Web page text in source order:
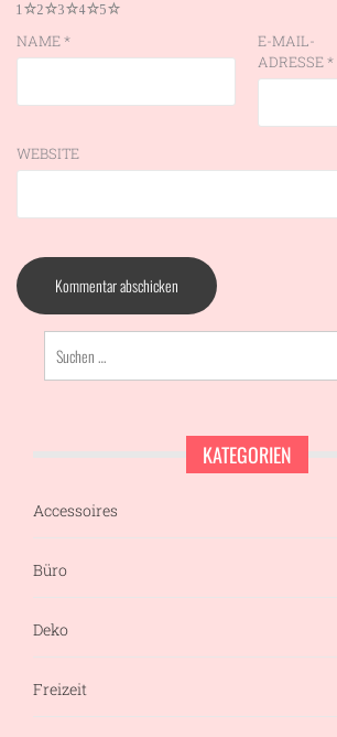
5
4
3
2
1
NAME*
E-MAIL-
ADRESSE*
WEBSITE
Suchen
nach:
KATEGORIEN
Accessoires
Büro
Deko
Freizeit